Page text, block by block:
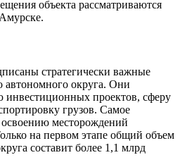
объекта рассматриваются
стратегически важные
автономного округа. Они
инвестиционных проектов, сферу
грузов. Самое
месторождений
на первом этапе общий объем
составит более 1,1 млрд